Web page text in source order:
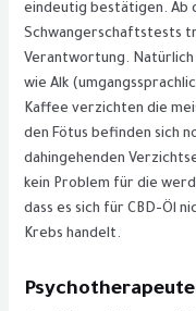
eindeutig bestätigen. Ab
Schwangerschaftstests
Verantwortung. Natürlich
wie Alk
Kaffee verzichten die
den Fötus befinden sich
dahingehenden
kein Problem für die
dass es sich für CBD-Öl
Krebs handelt.